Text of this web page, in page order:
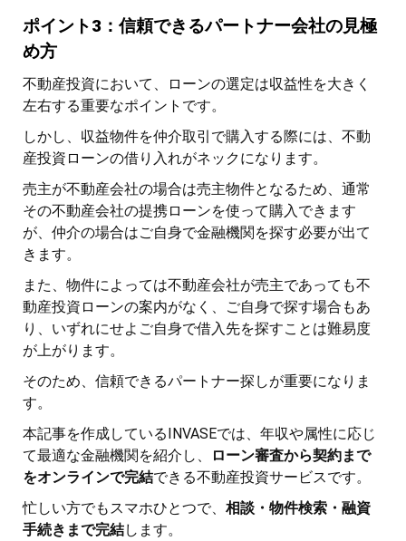
ポイント3：信頼できるパートナー会社の見極
め方
不動産投資において、ローンの選定は収益性を大きく
左右する重要なポイントです。
しかし、収益物件を仲介取引で購入する際には、不動
産投資ローンの借り入れがネックになります。
売主が不動産会社の場合は売主物件となるため、通常
その不動産会社の提携ローンを使って購入できます
が、仲介の場合はご自身で金融機関を探す必要が出て
きます。
また、物件によっては不動産会社が売主であっても不
動産投資ローンの案内がなく、ご自身で探す場合もあ
り、いずれにせよご自身で借入先を探すことは難易度
が上がります。
そのため、信頼できるパートナー探しが重要になりま
す。
本記事を作成しているINVASEでは、年収や属性に応じ
て最適な金融機関を紹介し、
ローン審査から契約まで
をオンラインで完結できる不動産投資サービスです。
忙しい方でもスマホひとつで、 相談・物件検索・融資
手続きまで完結します。